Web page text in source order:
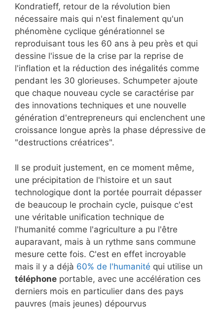
Kondratieff, retour de la révolution bien
nécessaire mais qui n'est finalement qu'un
phénomène cyclique générationnel se
reproduisant tous les 60 ans à peu près et qui
dessine l'issue de la crise par la reprise de
l'inflation et la réduction des inégalités comme
pendant les 30 glorieuses. Schumpeter ajoute
que chaque nouveau cycle se caractérise par
des innovations techniques et une nouvelle
génération d'entrepreneurs qui enclenchent une
croissance longue après la phase dépressive de
"destructions créatrices".
Il se produit justement, en ce moment même,
une précipitation de l'histoire et un saut
technologique dont la portée pourrait dépasser
de beaucoup le prochain cycle, puisque c'est
une véritable unification technique de
l'humanité comme l'agriculture a pu l'être
auparavant, mais à un rythme sans commune
mesure cette fois. C'est en effet incroyable
mais il y a déjà 60% de l'humanité qui utilise un
téléphone portable, avec une accélération ces
derniers mois en particulier dans des pays
pauvres (mais jeunes) dépourvus